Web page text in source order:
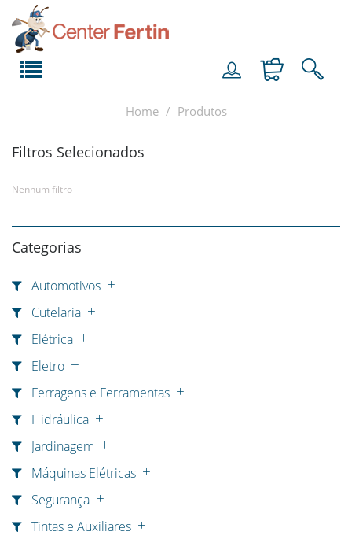
Home Produtos
Filtros Selecionados
Nenhum filtro
Categorias
Automotivos
Cutelaria
Elétrica
Eletro
Ferragens e Ferramentas
Hidráulica
Jardinagem
Máquinas Elétricas
Segurança
Tintas e Auxiliares